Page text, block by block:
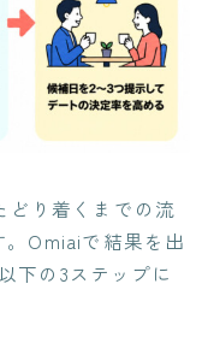
どり着くまでの流
Omiaiで結果を出
下の3ステップに